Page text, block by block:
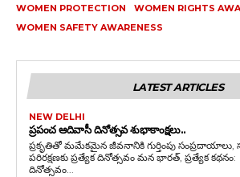
WOMEN PROTECTION
WOMEN RIGHTS
WOMEN SAFETY AWARENESS
LATEST ARTICLES
NEW DELHI
ప్రపంచ ఆదివాసీ దినోత్సవ శుభాకాంక్షలు..
ప్రకృతితో మమేకమైన జీవనానికి గుర్తింపు సంప్రదాయాలు, సంస్కృతి, హక్కుల
పరిరక్షణకు ప్రత్యేక దినోత్సవం మన భారత్, ప్రత్యేక కథనం: ప్రపంచ ఆదివాసీ
దినోత్సవం...